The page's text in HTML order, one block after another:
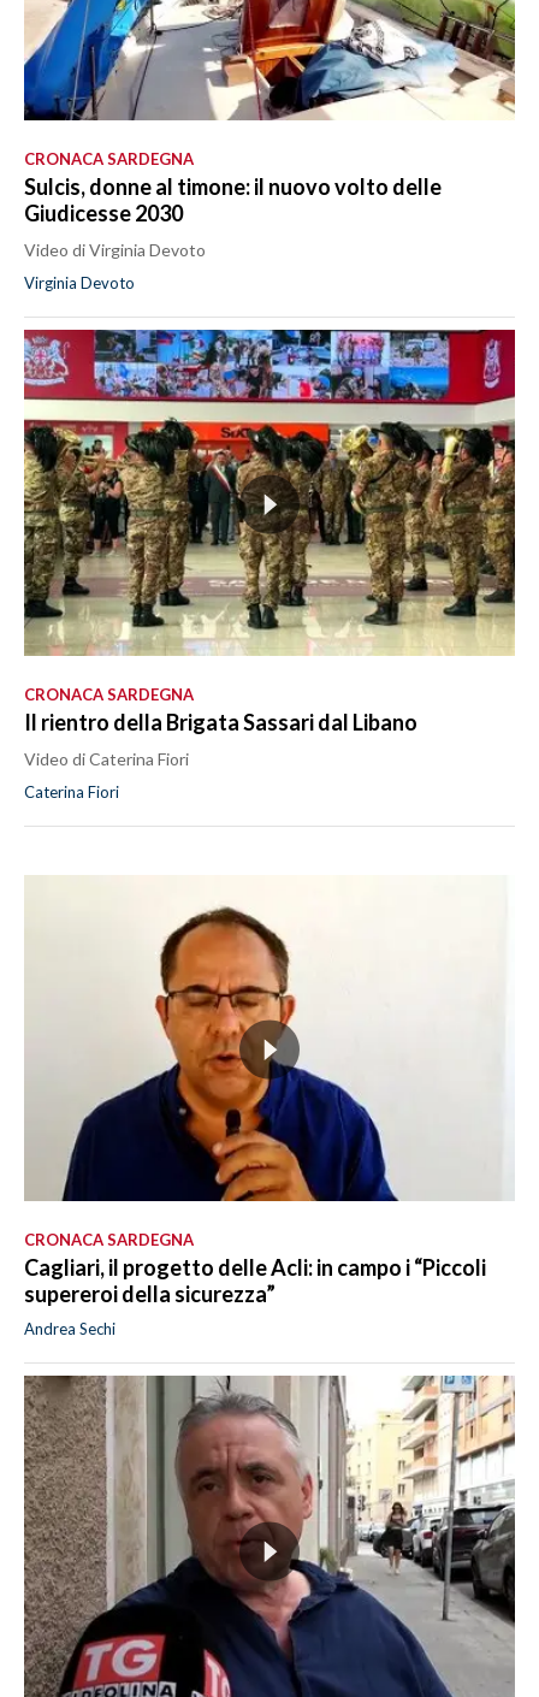
CRONACA SARDEGNA
Sulcis, donne al timone: il nuovo volto delle
Giudicesse 2030
Video di Virginia Devoto
Virginia Devoto
CRONACA SARDEGNA
Il rientro della Brigata Sassari dal Libano
Video di Caterina Fiori
Caterina Fiori
CRONACA SARDEGNA
Cagliari, il progetto delle Acli: in campo i “Piccoli
supereroi della sicurezza”
Andrea Sechi